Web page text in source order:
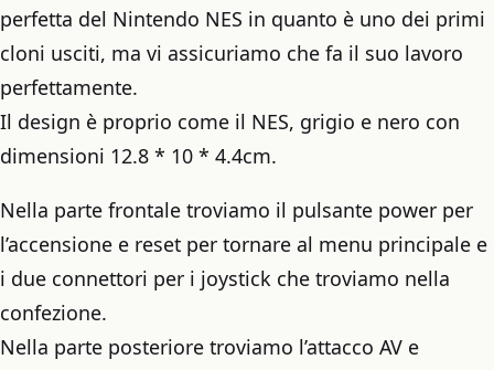
perfetta del Nintendo NES in quanto è uno dei primi
cloni usciti, ma vi assicuriamo che fa il suo lavoro
perfettamente.
Il design è proprio come il NES, grigio e nero con
dimensioni 12.8 * 10 * 4.4cm.
Nella parte frontale troviamo il pulsante power per
l’accensione e reset per tornare al menu principale e
i due connettori per i joystick che troviamo nella
confezione.
Nella parte posteriore troviamo l’attacco AV e